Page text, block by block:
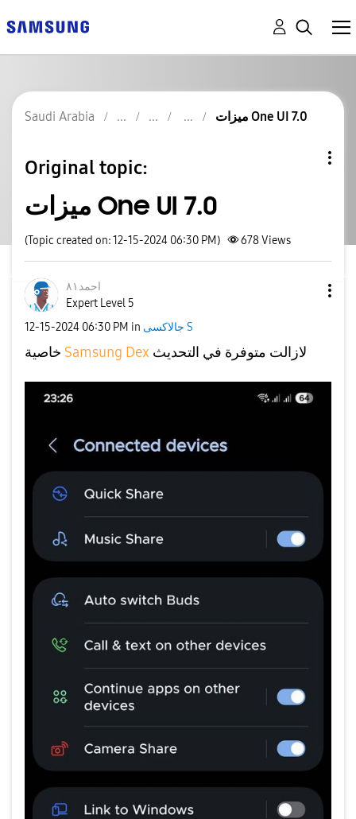
Saudi Arabia ميزات One UI 7.0
Original topic:
ميزات One UI 7.0
(Topic created on: 12-15-2024 06:30 PM) 678Views
احمد٨١
Expert Level 5
‎12-15-2024 06:30 PM in جالاكسى S
Samsung Dex لازالت متوفرة في التحديث